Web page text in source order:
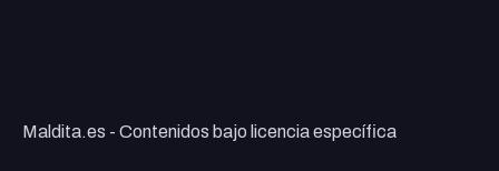
Maldita.es - Contenidos bajo licencia específica